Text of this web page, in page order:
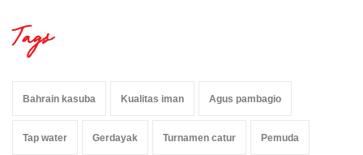
Tags
Bahrain kasuba Kualitas iman Agus pambagio
Tap water Gerdayak Turnamen catur Pemuda